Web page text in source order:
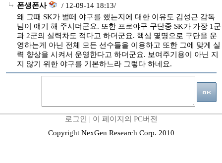
폰생폰사
/ 12-09-14 18:13/
왜 그때 SK가 벌떼 야구를 했는지에 대한 이유도 김성근 감독
님이 얘기 해 주시더군요. 또한 프로야구 구단중 SK가 가장 1군
과 2군의 실력차도 적다고 하더군요. 핵심 몇명으로 구단을 운
영하는게 아닌 전체 모든 선수들을 이용하고 또한 그에 맞게 실
력 향상을 시켜서 운영한다고 하더군요. 보여주기용이 아닌 지
지 않기 위한 야구를 기본하느라 그렇다 하네요.
로그인 | 이 페이지의 PC버전
Copyright NexGen Research Corp. 2010